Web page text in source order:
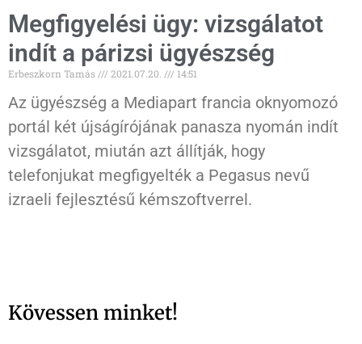
Megfigyelési ügy: vizsgálatot
indít a párizsi ügyészség
Erbeszkorn Tamás 2021.07.20. 14:51
Az ügyészség a Mediapart francia oknyomozó
portál két újságírójának panasza nyomán indít
vizsgálatot, miután azt állítják, hogy
telefonjukat megfigyelték a Pegasus nevű
izraeli fejlesztésű kémszoftverrel.
Kövessen minket!